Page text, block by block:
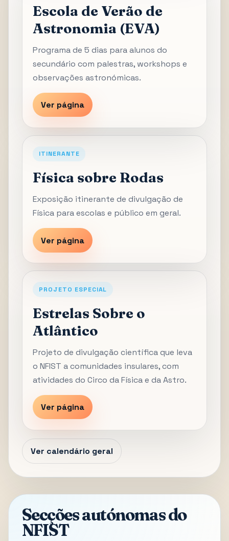
Escola de Verão de
Astronomia (EVA)
Programa de 5 dias para alunos do
secundário com palestras, workshops e
observações astronómicas.
Ver página
ITINERANTE
Física sobre Rodas
Exposição itinerante de divulgação de
Física para escolas e público em geral.
Ver página
PROJETO ESPECIAL
Estrelas Sobre o
Atlântico
Projeto de divulgação científica que leva
o NFIST a comunidades insulares, com
atividades do Circo da Física e da Astro.
Ver página
Ver calendário geral
Secções autónomas do
NFIST